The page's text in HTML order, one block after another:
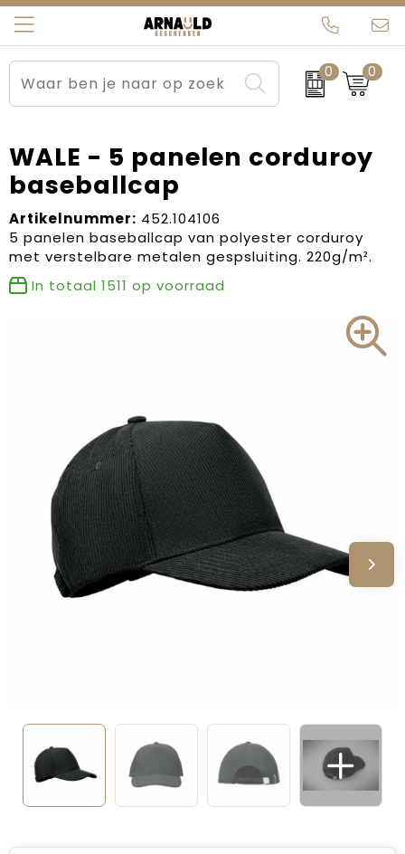
0 0
Relatiegeschenken
Sportkleding
Werkkleding
Kleding en textiel
Beurs en Evenementen
Brievenbuspakketten
Carnaval
Dag van de Zorg
Sinterklaas
Verjaardagen
Voetbal, EK en WK
Voor de bouw
Arnauld Kerstpakketten
MijnEigenKadootje
Ons team
Contact
Blogs
WALE - 5 panelen corduroy
baseballcap
Artikelnummer: 452.104106
5 panelen baseballcap van polyester corduroy
met verstelbare metalen gespsluiting. 220g/m².
In totaal 1511 op voorraad